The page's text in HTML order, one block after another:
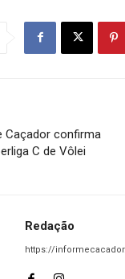
Caçador confirma
C de Vôlei
Redação
https://